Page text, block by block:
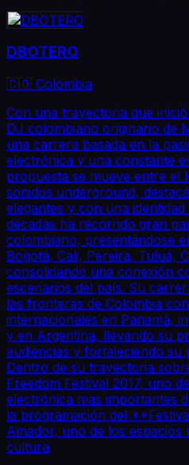
DBOTERO
🇨🇴 Colombia
Con una trayectoria que
DJ colombiano originario de
una carrera basada en la
electrónica y una constante
propuesta se mueve entre el
sonidos underground,
elegantes y con una
décadas ha recorrido gran
colombiano, presentándose
Bogotá, Cali, Pereira, Tuluá,
consolidando una conexión
escenarios del país. Su
las fronteras de Colombia
internacionales en Panamá,
y en Argentina, llevando su
audiencias y fortaleciendo
Dentro de su trayectoria
Freedom Festival 2017, uno
electrónica más importantes
la programación del
Amador, uno de los espacios
cultura